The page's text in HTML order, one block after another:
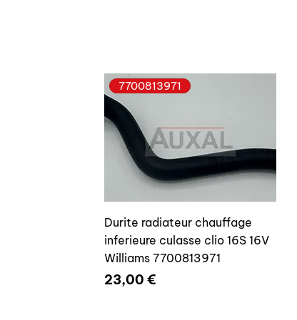
7700813971
Durite radiateur chauffage
inferieure culasse clio 16S 16V
Williams 7700813971
Prix
23,00 €